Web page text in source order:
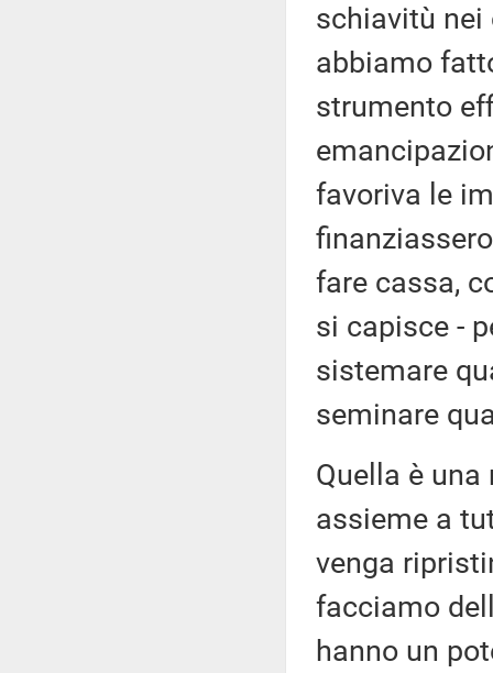
schiavitù nei
abbiamo
strumento
favoriva le
fare cassa,
si capisce -
sistemare
seminare
Quella è
assieme a
venga
facciamo
hanno un